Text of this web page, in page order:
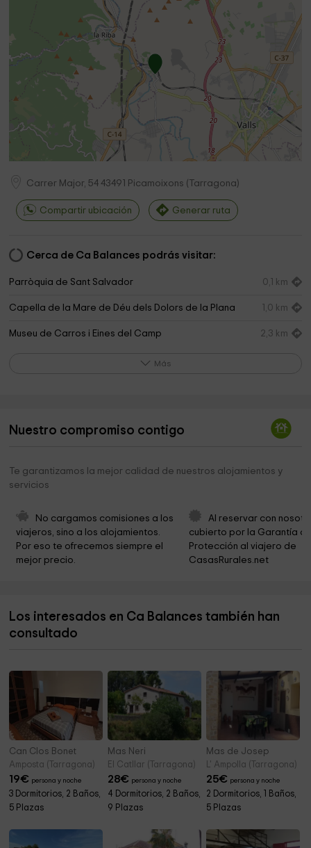
Carrer Major, 5443491 Picamoixons ( Tarragona)
Compartir ubicación Generar ruta
Cerca de Ca Balances podrás visitar:
Parròquia de Sant Salvador 0,1 km
Capella de la Mare de Déu dels Dolors de la Plana 1,0 km
Museu de Carros i Eines del Camp 2,3 km
Iglesia de Sant Martí 4,1 km
INSTITUT MUNICIPAL DE PROMOCIÓ ECONÒMICA
Recanvi Valls
Ayuntamiento de Valls
Municipal de Informació al Consumidor 4,3 km
Ayuntamiento de Vilaverd 4,4 km
Más
Nuestro compromiso contigo
Te garantizamos la mejor calidad de nuestros alojamientos y
servicios
No cargamos comisiones a los
viajeros, sino a los alojamientos.
Por eso te ofrecemos siempre el
mejor precio.
Al reservar con
cubierto por la Garantía
Protección al viajero de
CasasRurales.net
Los interesados en Ca Balances también han
consultado
Can Clos Bonet
Amposta (Tarragona)
19€ persona y noche
3 Dormitorios, 2 Baños,
5 Plazas
Mas Neri
El Catllar (Tarragona)
28€ persona y noche
4 Dormitorios, 2 Baños,
9 Plazas
Mas de Josep
L' Ampolla (Tarragona)
25€ persona y noche
2 Dormitorios, 1 Baños,
5 Plazas